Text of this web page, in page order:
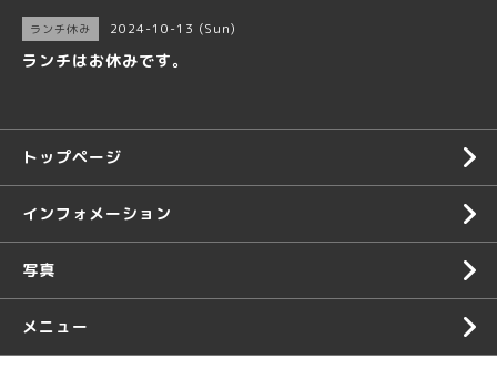
ランチ休み 2024-10-13 (Sun)
ランチはお休みです。
トップページ
インフォメーション
写真
メニュー